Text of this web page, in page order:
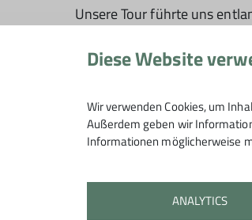
Unsere Tour führte uns
der Eisdiele und ein
Jetzt mitradeln und
Meldet euch noch
Auch unsere begleitenden
Diese Website
Wir verwenden Cookies, um
Außerdem geben wir
Informationen möglicherweise
ANALYTICS